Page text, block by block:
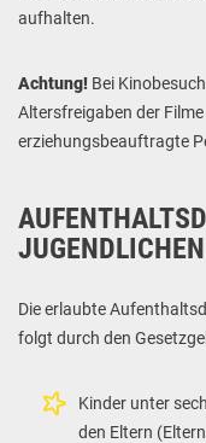
aufhalten.
Achtung! Bei
Altersfreigaben der
erziehungsbeauftragte
JUGENDLICHEN
Die erlaubte
folgt durch den
Kinder unter
den Eltern